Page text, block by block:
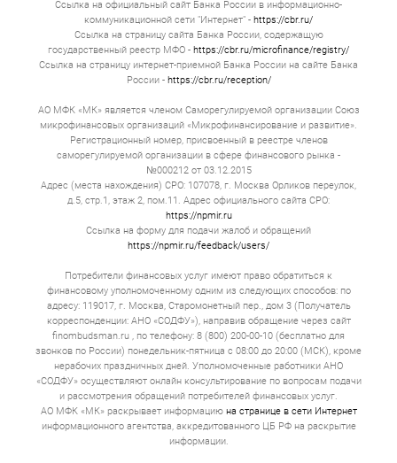
Сумма займа зависит от рыночной цены. В среднем
организации предоставляют от 60 до 80 %. ТС должно
быть на ходу и не иметь критических повреждений,
влияющих на безопасность или ликвидность.
Например, битых или гнилых элементов рамы или
кузова. Незначительные дефекты, такие как царапины,
оценочную стоимость. Ограничений по году выпуска
нет, но чем новее, тем выше возможная сумма займа.
Залогом могут быть легковушки, грузовики,
специальная техника, мотоциклы.
Ставка по займам под залог ПТС меньше, чем по
необеспеченным микрокредитам, потому что
транспорт служит гарантией возврата денег.
Срок займа может быть как коротким, так и
необходимости можно продлить займ или закрыть его
досрочно без штрафов. Некоторые компании
предлагают специальные условия для постоянных
клиентов, но их наличие и выгодность стоит уточнять
перед подписанием.
При рассмотрении заявки в первую очередь
учитывается не кредитная история, а ликвидность
залога и ваша способность вернуть займ. Отдельные
просрочки в прошлом не ведут к автоматическому
отказу. Однако банкротство или текущая крупная
задолженность могут существенно снизить шансы на
одобрение или ухудшить условия.
Ссылка на официальный сайт Банка России в информационно-
коммуникационной сети "Интернет" - https://cbr.ru/
Ссылка на страницу сайта Банка России, содержащую
государственный реестр МФО - https://cbr.ru/microfinance/registry/
Ссылка на страницу интернет-приемной Банка России на сайте Банка
России - https://cbr.ru/reception/
АО МФК «МК» является членом Саморегулируемой организации Союз
микрофинансовых организаций «Микрофинансирование и развитие».
Регистрационный номер, присвоенный в реестре членов
саморегулируемой организации в сфере финансового рынка -
№000212 от 03.12.2015
Адрес (места нахождения) СРО: 107078, г. Москва Орликов переулок,
д.5, стр.1, этаж 2, пом.11. Адрес официального сайта СРО:
https://npmir.ru
Ссылка на форму для подачи жалоб и обращений
https://npmir.ru/feedback/users/
Потребители финансовых услуг имеют право обратиться к
финансовому уполномоченному одним из следующих способов: по
адресу: 119017, г. Москва, Старомонетный пер., дом 3 (Получатель
корреспонденции: АНО «СОДФУ»), направив обращение через сайт
finombudsman.ru , по телефону: 8 (800) 200-00-10 (бесплатно для
звонков по России) понедельник-пятница с 08:00 до 20:00 (МСК), кроме
нерабочих праздничных дней. Уполномоченные работники АНО
«СОДФУ» осуществляют онлайн консультирование по вопросам подачи
и рассмотрения обращений потребителей финансовых услуг.
АО МФК «МК» раскрывает информацию на странице в сети Интернет
информационного агентства, аккредитованного ЦБ РФ на раскрытие
информации.